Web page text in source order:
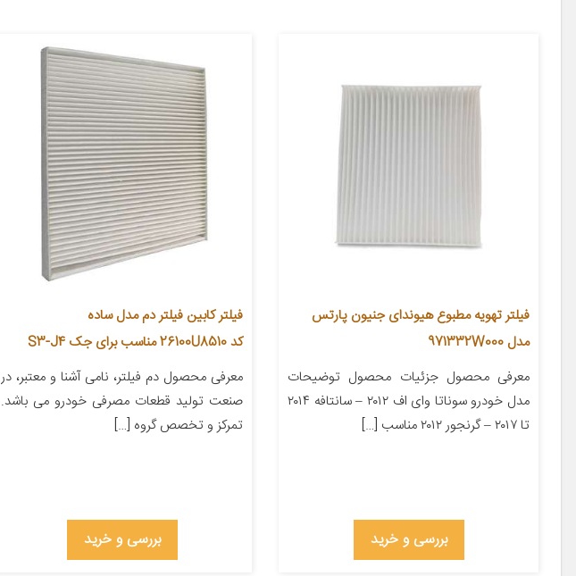
فیلتر تهویه مطبوع هیوندای جنیون پارتس
مدل 971332W000
معرفی محصول جزئیات محصول توضیحات
مدل خودرو سوناتا وای اف ۲۰۱۲ – سانتافه ۲۰۱۴
تا ۲۰۱۷ – گرنجور ۲۰۱۲ مناسب […]
بررسی و خرید
فیلتر کابین فیلتر دم مدل ساده
کد 26100U8510 مناسب برای جک S3-J4
معرفی محصول دم فیلتر، نامی آشنا و معتبر، در
صنعت تولید قطعات مصرفی خودرو می باشد.
تمرکز و تخصص گروه […]
بررسی و خرید